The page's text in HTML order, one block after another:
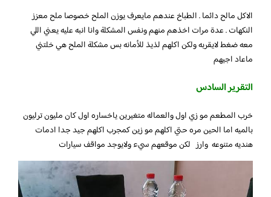
الاكل مالح دائما . الطباخ عندهم مايعرف يوزن الملح خصوصا ملح معزز
النكهات . عدة مرات اخذهم منهم ونفس المشكلة وانا انبه عليه يعني اللي
معه ضغط لايقربه ولكن اكلهم لذيذ للأمانه بس مشكلة الملح هي خلتني
ماعاد اجيهم
التقرير السادس
خرب المطعم مو زي اول والعماله متغيرين ياخساره اول كان مليون ترليون
بالميه اما الحين مره حتي اكلهم مو زين كمجرب اكلهم جيد جدا ادمات
هنديه متنوعه وارز لكن موقعهم سيء ولايوجد مواقف سيارات